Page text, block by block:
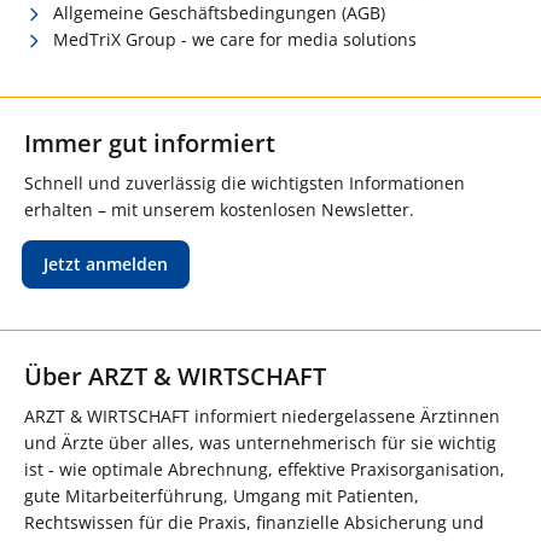
Allgemeine Geschäftsbedingungen (AGB)
MedTriX Group - we care for media solutions
Immer gut informiert
Schnell und zuverlässig die wichtigsten Informationen
erhalten – mit unserem kostenlosen Newsletter.
Jetzt anmelden
Über ARZT & WIRTSCHAFT
ARZT & WIRTSCHAFT informiert niedergelassene Ärztinnen
und Ärzte über alles, was unternehmerisch für sie wichtig
ist - wie optimale Abrechnung, effektive Praxisorganisation,
gute Mitarbeiterführung, Umgang mit Patienten,
Rechtswissen für die Praxis, finanzielle Absicherung und